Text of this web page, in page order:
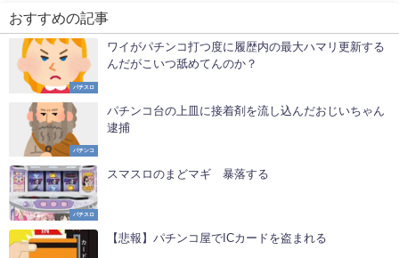
おすすめの記事
パチスロ
ワイがパチンコ打つ度に履歴内の最大ハマリ更新する
んだがこいつ舐めてんのか？
パチンコ
パチンコ台の上皿に接着剤を流し込んだおじいちゃん
逮捕
パチスロ
スマスロのまどマギ 暴落する
【悲報】パチンコ屋でICカードを盗まれる